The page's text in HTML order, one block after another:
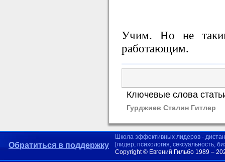
Учим. Но не
работающим.
Ключевые слова
Гурджиев Сталин Гитлер
Обратиться в поддержку
Школа эффективных лидеров -
[лидер, психология, сексуальность,
Copyright © Евгений Гильбо 1989 –